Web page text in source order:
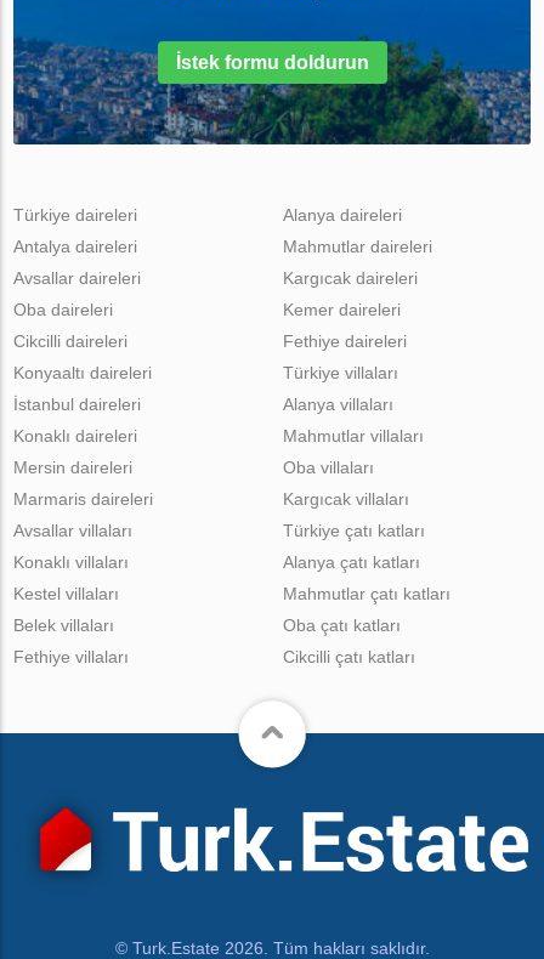
İstek formu doldurun
Türkiye daireleri
Antalya daireleri
Avsallar daireleri
Oba daireleri
Cikcilli daireleri
Alanya daireleri
Mahmutlar daireleri
Kargıcak daireleri
Kemer daireleri
Fethiye daireleri
Konyaaltı daireleri
İstanbul daireleri
Konaklı daireleri
Mersin daireleri
Marmaris daireleri
Türkiye villaları
Alanya villaları
Mahmutlar villaları
Oba villaları
Kargıcak villaları
Avsallar villaları
Konaklı villaları
Kestel villaları
Belek villaları
Fethiye villaları
Türkiye çatı katları
Alanya çatı katları
Mahmutlar çatı katları
Oba çatı katları
Cikcilli çatı katları
© Turk.Estate 2026. Tüm hakları saklıdır.